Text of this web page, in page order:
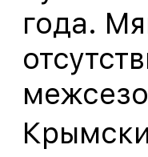
года.